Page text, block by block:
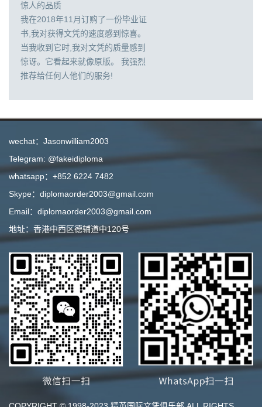
惊人的品质
我在2018年11月订购了一份毕业证
书,我对获得文凭的速度感到惊喜。
当我收到它时,我对文凭的质量感到
惊讶。它看起来就像原版。 我强烈
推荐给任何人他们的服务!
wechat：Jasonwilliam2003
Telegram: @fakeidiploma
whatsapp：+852 6224 7482
Skype：diplomaorder2003@gmail.com
Email：diplomaorder2003@gmail.com
地址：香港中西区德辅道中120号